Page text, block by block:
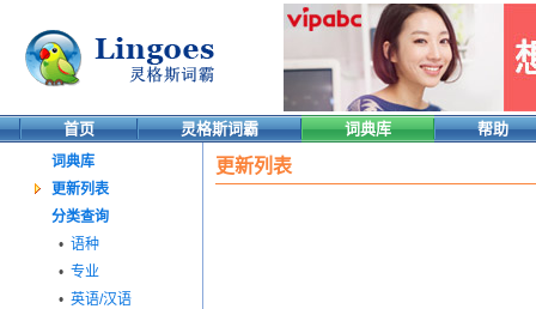
首页 灵格斯词霸 词典库 帮助
词典库
更新列表
分类查询
• 语种
• 专业
• 英语/汉语
更新列表